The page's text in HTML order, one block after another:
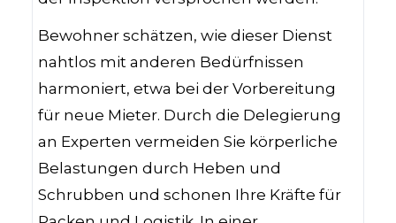
Bewohner schätzen, wie dieser Dienst
nahtlos mit anderen Bedürfnissen
harmoniert, etwa bei der Vorbereitung
für neue Mieter. Durch die Delegierung
an Experten vermeiden Sie körperliche
Belastungen durch Heben und
Schrubben und schonen Ihre Kräfte für